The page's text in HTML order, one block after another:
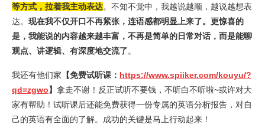
等方式，拉着我主动表达。不知不觉中，我越说越顺，越说越想表
达。 现在我不仅开口不再紧张，连语感都明显上来了。更惊喜的
是，我能说的内容越来越丰富，不再是简单的日常对话，而是能聊
观点、讲逻辑、有深度地交流了。
我还有他们家 【免费试听课： https://www.spiiker.com/kouyu/?
qd=zgwo】 拿走不谢！反正试听不要钱，不听白不听啦~或许对大
家有帮助！试听课后还能免费获得一份专属的英语分析报告，对自
己的英语有全面的了解。成功的关键是马上行动起来！